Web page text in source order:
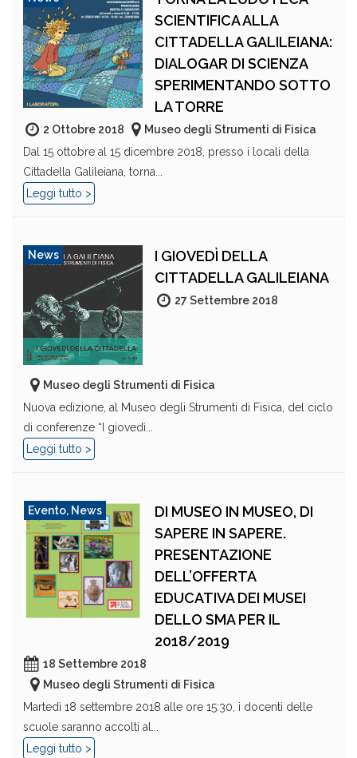
SCIENTIFICA ALLA
CITTADELLA GALILEIANA:
DIALOGAR DI SCIENZA
SPERIMENTANDO SOTTO
LA TORRE
2 Ottobre 2018
Museo degli Strumenti di Fisica
Dal 15 ottobre al 15 dicembre 2018, presso i locali della
Cittadella Galileiana, torna...
Leggi tutto >
News
I GIOVEDÌ DELLA
CITTADELLA GALILEIANA
27 Settembre 2018
Museo degli Strumenti di Fisica
Nuova edizione, al Museo degli Strumenti di Fisica, del ciclo
di conferenze “I giovedì...
Leggi tutto >
Evento, News
DI MUSEO IN MUSEO, DI
SAPERE IN SAPERE.
PRESENTAZIONE
DELL’OFFERTA
EDUCATIVA DEI MUSEI
DELLO SMA PER IL
2018/2019
18 Settembre 2018
Museo degli Strumenti di Fisica
Martedì 18 settembre 2018 alle ore 15:30, i docenti delle
scuole saranno accolti al...
Leggi tutto >